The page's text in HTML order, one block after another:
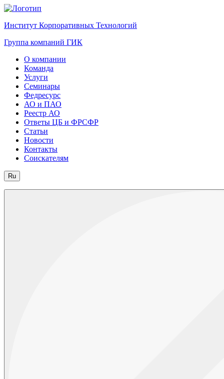
Институт Корпоративных Технологий
Группа компаний ГИК
О компании
Команда
Услуги
Семинары
Федресурс
АО и ПАО
Реестр АО
Ответы ЦБ и ФРСФР
Статьи
Новости
Контакты
Соискателям
Ru